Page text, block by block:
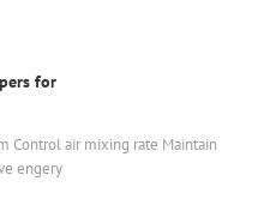
for
Control air mixing rate Maintain
engery